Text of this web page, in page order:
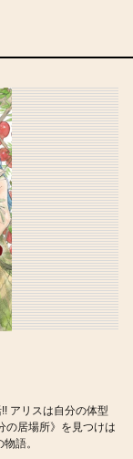
アリスは自分の体型
の居場所》を見つけは
語。